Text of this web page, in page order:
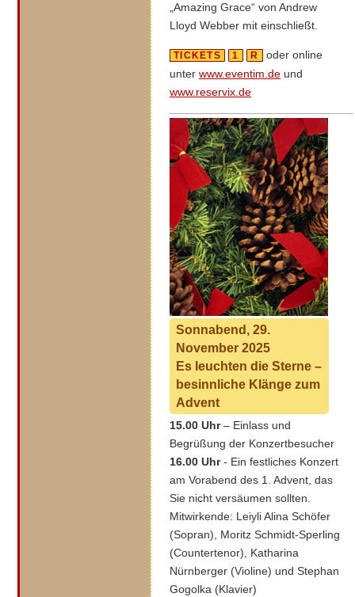
„Amazing Grace“ von Andrew
Lloyd Webber mit einschließt.
TICKETS 1 R
oder online
unter www.eventim.deund
www.reservix.de
Sonnabend, 29.
November 2025
Es leuchten die Sterne –
besinnliche Klänge zum
Advent
15.00 Uhr– Einlass und
Begrüßung der Konzertbesucher
16.00 Uhr- Ein festliches Konzert
am Vorabend des 1. Advent, das
Sie nicht versäumen sollten.
Mitwirkende: Leiyli Alina Schöfer
(Sopran), Moritz Schmidt-Sperling
(Countertenor), Katharina
Nürnberger (Violine) und Stephan
Gogolka (Klavier)